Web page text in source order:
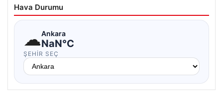
Hava Durumu
☁Ankara
NaN°C
ŞEHIR SEÇ